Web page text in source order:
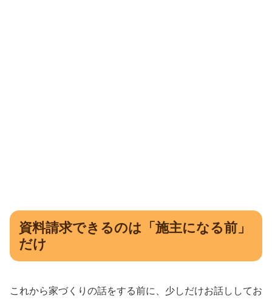
資料請求できるのは「施主になる前」
だけ
これから家づくりの話をする前に、少しだけお話ししてお